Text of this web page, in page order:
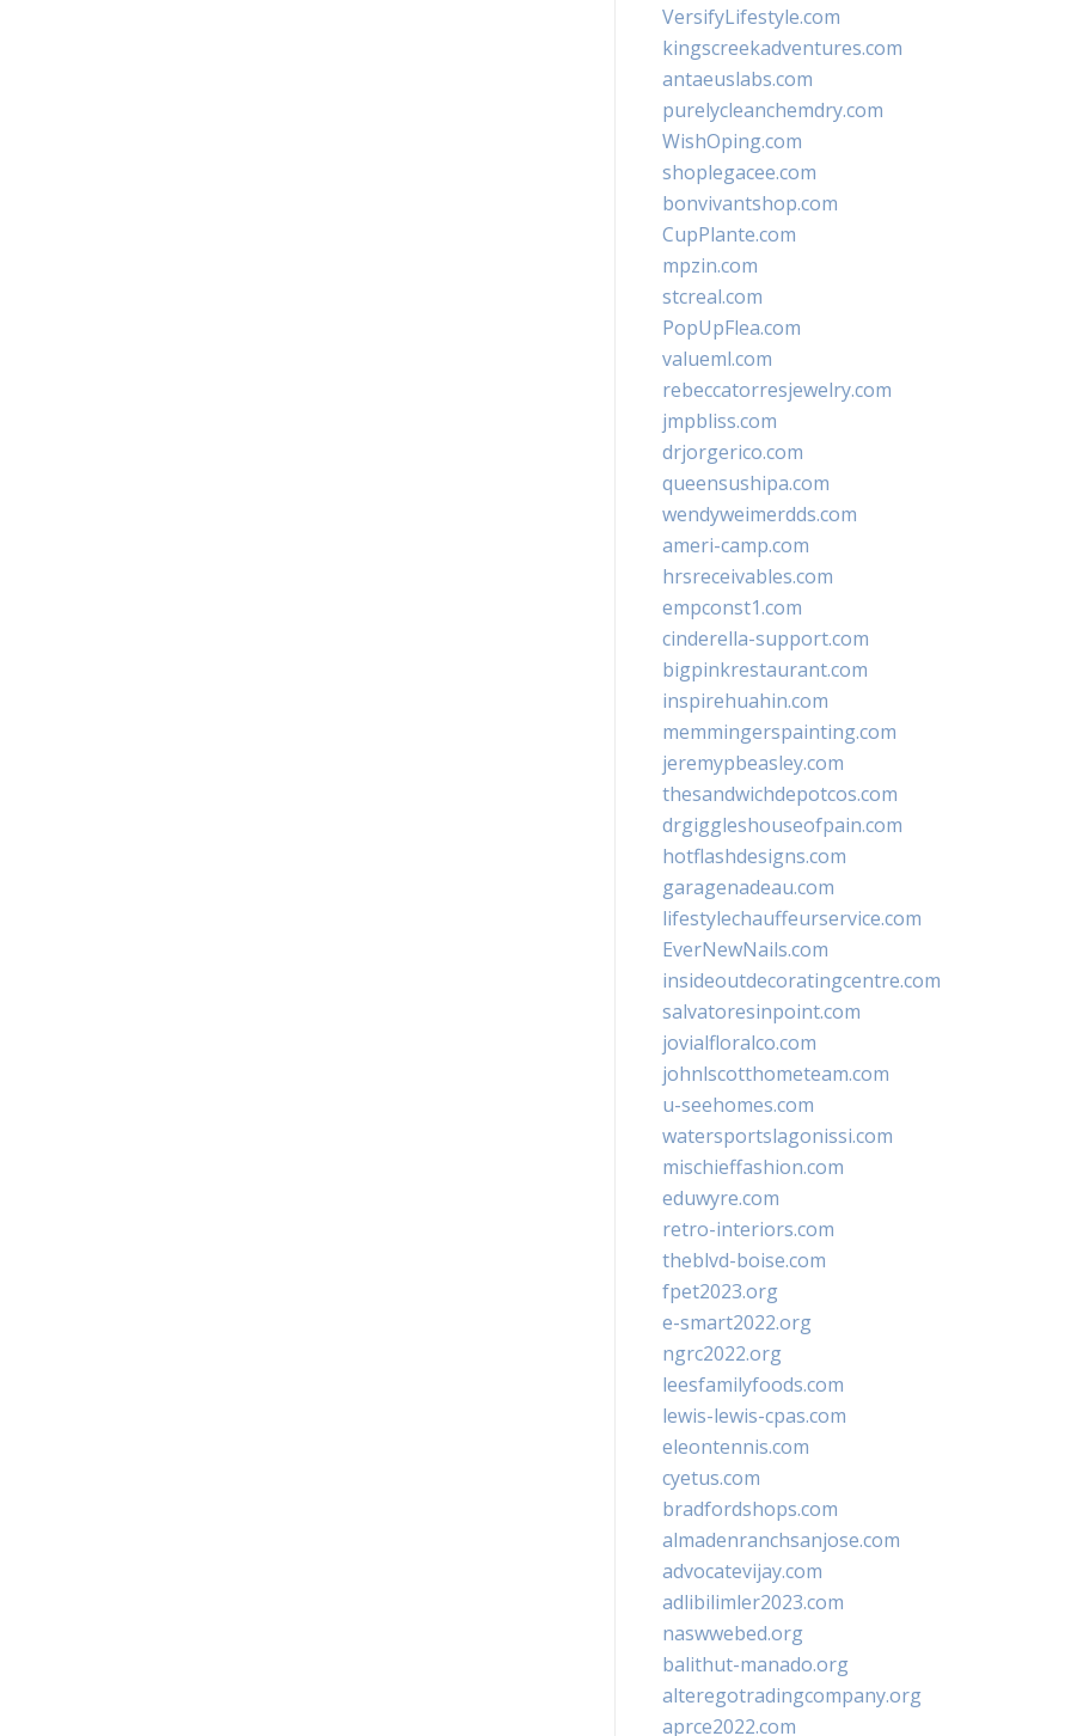
VersifyLifestyle.com
kingscreekadventures.com
antaeuslabs.com
purelycleanchemdry.com
WishOping.com
shoplegacee.com
bonvivantshop.com
CupPlante.com
mpzin.com
stcreal.com
PopUpFlea.com
valueml.com
rebeccatorresjewelry.com
jmpbliss.com
drjorgerico.com
queensushipa.com
wendyweimerdds.com
ameri-camp.com
hrsreceivables.com
empconst1.com
cinderella-support.com
bigpinkrestaurant.com
inspirehuahin.com
memmingerspainting.com
jeremypbeasley.com
thesandwichdepotcos.com
drgiggleshouseofpain.com
hotflashdesigns.com
garagenadeau.com
lifestylechauffeurservice.com
EverNewNails.com
insideoutdecoratingcentre.com
salvatoresinpoint.com
jovialfloralco.com
johnlscotthometeam.com
u-seehomes.com
watersportslagonissi.com
mischieffashion.com
eduwyre.com
retro-interiors.com
theblvd-boise.com
fpet2023.org
e-smart2022.org
ngrc2022.org
leesfamilyfoods.com
lewis-lewis-cpas.com
eleontennis.com
cyetus.com
bradfordshops.com
almadenranchsanjose.com
advocatevijay.com
adlibilimler2023.com
naswwebed.org
balithut-manado.org
alteregotradingcompany.org
aprce2022.com